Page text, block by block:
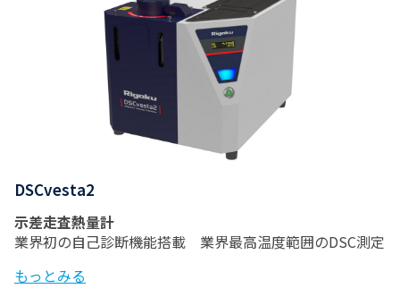
DSCvesta2
示差走査熱量計
業界初の自己診断機能搭載 業界最高温度範囲のDSC測定
もっとみる